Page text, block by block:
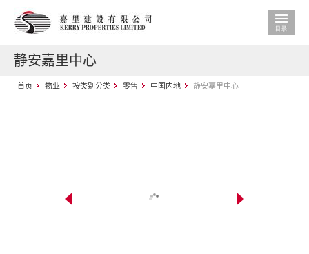
静安嘉里中心
首页 物业 按类别分类 零售 中国内地 静安嘉里中心